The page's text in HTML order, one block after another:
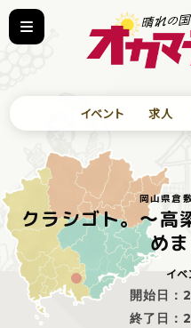
イベント 求人
岡山県倉
クラシゴト。～高
め
イベ
開始日：
終了日：